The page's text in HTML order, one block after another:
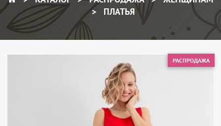
ПЛАТЬЯ
РАСПРОДАЖА